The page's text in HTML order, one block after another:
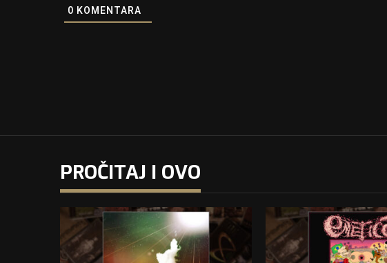
0 KOMENTARA
PROČITAJ I OVO